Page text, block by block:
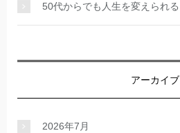
50代からでも人生を変えられる
アーカイブ
2026年7月